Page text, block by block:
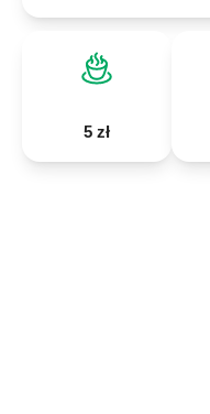
5 zł